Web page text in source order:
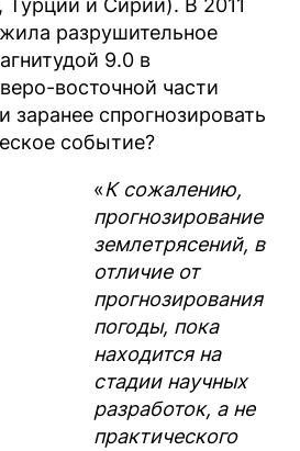
Турции и Сирии). В 2011
разрушительное
9.0 в
восточной части
спрогнозировать
событие?
«К сожалению,
прогнозирование
землетрясений, в
отличие от
прогнозирования
погоды, пока
находится на
стадии научных
разработок, а не
практического